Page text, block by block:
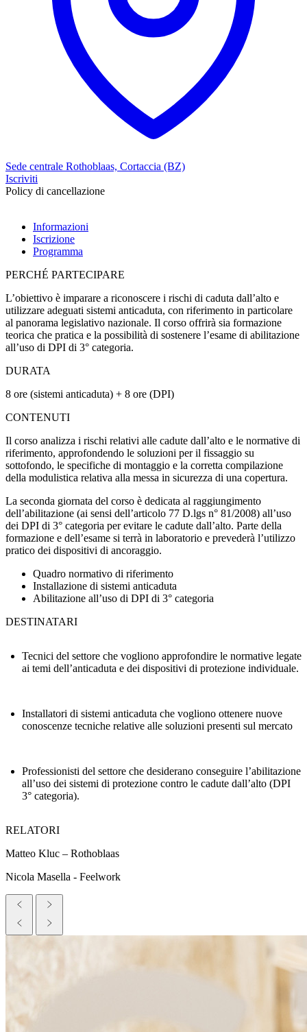
Sede centrale Rothoblaas, Cortaccia (BZ)
Iscriviti
Policy di cancellazione
Informazioni
Iscrizione
Programma
PERCHÉ PARTECIPARE
L’obiettivo è imparare a riconoscere i rischi di caduta dall’alto e
utilizzare adeguati sistemi anticaduta, con riferimento in particolare
al panorama legislativo nazionale. Il corso offrirà sia formazione
teorica che pratica e la possibilità di sostenere l’esame di abilitazione
all’uso di DPI di 3° categoria.
DURATA
8 ore (sistemi anticaduta) + 8 ore (DPI)
CONTENUTI
Il corso analizza i rischi relativi alle cadute dall’alto e le normative di
riferimento, approfondendo le soluzioni per il fissaggio su
sottofondo, le specifiche di montaggio e la corretta compilazione
della modulistica relativa alla messa in sicurezza di una copertura.
La seconda giornata del corso è dedicata al raggiungimento
dell’abilitazione (ai sensi dell’articolo 77 D.lgs n° 81/2008) all’uso
dei DPI di 3° categoria per evitare le cadute dall’alto. Parte della
formazione e dell’esame si terrà in laboratorio e prevederà l’utilizzo
pratico dei dispositivi di ancoraggio.
Quadro normativo di riferimento
Installazione di sistemi anticaduta
Abilitazione all’uso di DPI di 3° categoria
DESTINATARI
Tecnici del settore che vogliono approfondire le normative legate
ai temi dell’anticaduta e dei dispositivi di protezione individuale.
Installatori di sistemi anticaduta che vogliono ottenere nuove
conoscenze tecniche relative alle soluzioni presenti sul mercato
Professionisti del settore che desiderano conseguire l’abilitazione
all’uso dei sistemi di protezione contro le cadute dall’alto (DPI
3° categoria).
RELATORI
Matteo Kluc – Rothoblaas
Nicola Masella - Feelwork